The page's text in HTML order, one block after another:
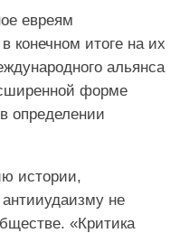
евреям
конечном итоге на их
альянса
форме
определении
истории,
не
«Критика